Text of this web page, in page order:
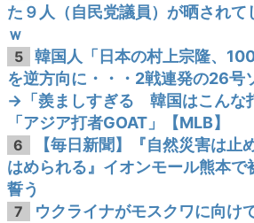
た９人（自民党議員）が晒されて
ｗ
5
韓国人「日本の村上宗隆、
を逆方向に・・・2戦連発の26号
→「羨ましすぎる 韓国はこんな
「アジア打者GOAT」【MLB】
6
【毎日新聞】『自然災害は止
はめられる』イオンモール熊本で
誓う
7
ウクライナがモスクワに向け